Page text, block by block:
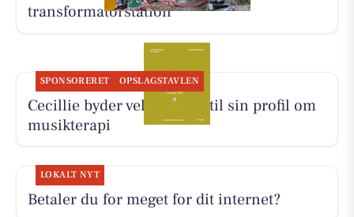
transformatorstation
SPONSORERET OPSLAGSTAVLEN
Cecillie byder velkommen til sin profil om
musikterapi
LOKALT NYT
Betaler du for meget for dit internet?